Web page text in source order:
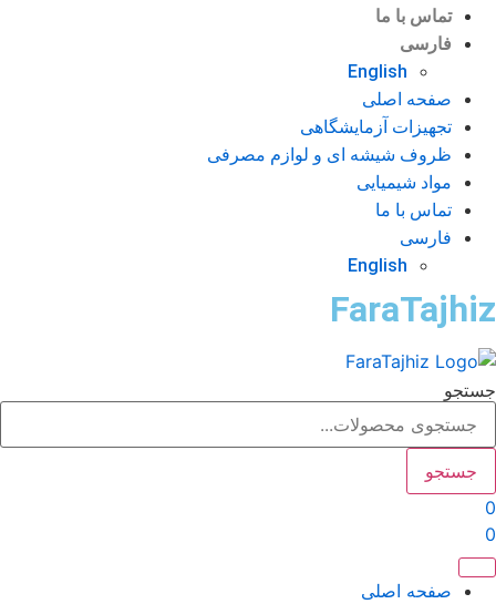
تماس با ما
فارسی
English
صفحه اصلی
تجهیزات آزمایشگاهی
ظروف شیشه ای و لوازم مصرفی
مواد شیمیایی
تماس با ما
فارسی
English
جستجو
صفحه اصلی